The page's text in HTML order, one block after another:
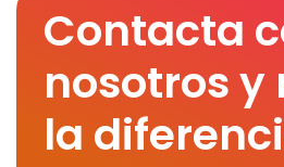
Contacta
nosotros y
la